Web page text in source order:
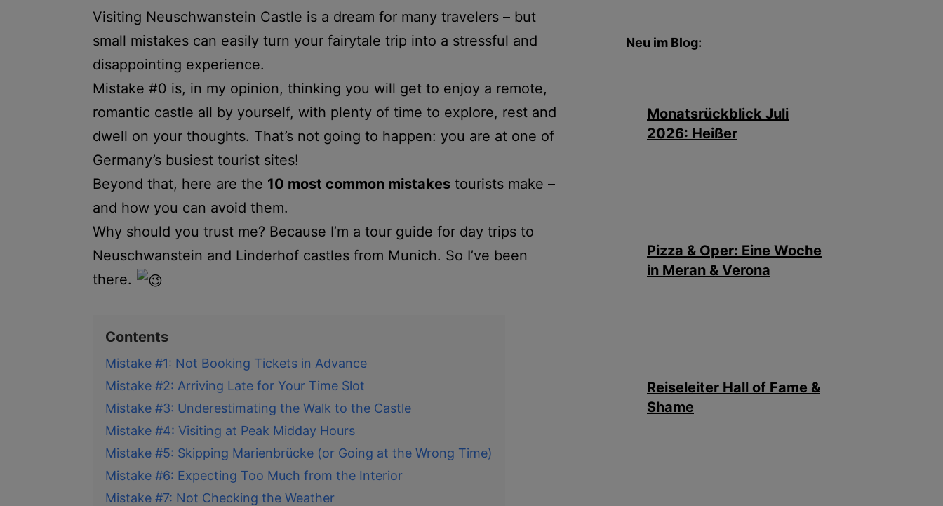
Visiting Neuschwanstein Castle is a dream for many travelers – but
small mistakes can easily turn your fairytale trip into a stressful and
disappointing experience.
Mistake #0 is, in my opinion, thinking you will get to enjoy a remote,
romantic castle all by yourself, with plenty of time to explore, rest and
dwell on your thoughts. That’s not going to happen: you are at one of
Germany’s busiest tourist sites!
Beyond that, here are the 10 most common mistakes tourists make –
and how you can avoid them.
Why should you trust me? Because I’m a tour guide for day trips to
Neuschwanstein and Linderhof castles from Munich. So I’ve been
there.
Contents
Mistake #1: Not Booking Tickets in Advance
Mistake #2: Arriving Late for Your Time Slot
Mistake #3: Underestimating the Walk to the Castle
Mistake #4: Visiting at Peak Midday Hours
Mistake #5: Skipping Marienbrücke (or Going at the Wrong Time)
Mistake #6: Expecting Too Much from the Interior
Mistake #7: Not Checking the Weather
Neu im Blog:
Monatsrückblick Juli
2026: Heißer
Pizza & Oper: Eine Woche
in Meran & Verona
Reiseleiter Hall of Fame &
Shame